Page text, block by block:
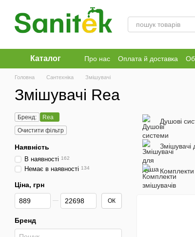
Перейти до основного контенту
Каталог Про нас Оплата й доставка
Головна Сантехніка Змішувачі
Змішувачі Rea
Душові
Комплекти
Бренд:
Rea
Очистити фільтр
Наявність
В наявності 162
Немає в наявності 134
Ціна, грн
Від Ціна, грн
До Ціна, грн ОК
Бренд